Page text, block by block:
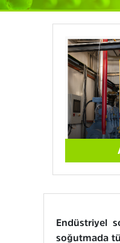
Endüstriyel
soğutmada